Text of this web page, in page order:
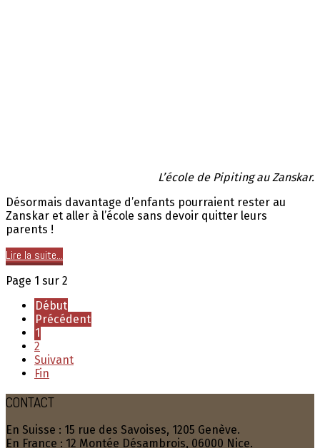
L’école de Pipiting au Zanskar.
Désormais davantage d’enfants pourraient rester au
Zanskar et aller à l’école sans devoir quitter leurs
parents !
Lire la suite...
Page 1 sur 2
Début
Précédent
1
2
Suivant
Fin
CONTACT
En Suisse : 15 rue des Savoises, 1205 Genève.
En France : 12 Montée Désambrois, 06000 Nice.